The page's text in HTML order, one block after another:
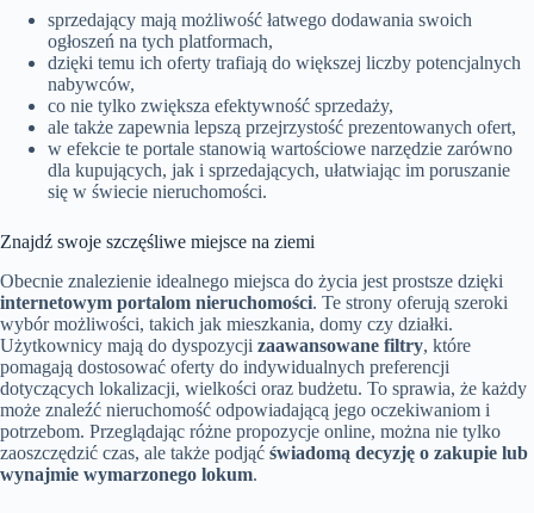
sprzedający mają możliwość łatwego dodawania swoich
ogłoszeń na tych platformach,
dzięki temu ich oferty trafiają do większej liczby potencjalnych
nabywców,
co nie tylko zwiększa efektywność sprzedaży,
ale także zapewnia lepszą przejrzystość prezentowanych ofert,
w efekcie te portale stanowią wartościowe narzędzie zarówno
dla kupujących, jak i sprzedających, ułatwiając im poruszanie
się w świecie nieruchomości.
Znajdź swoje szczęśliwe miejsce na ziemi
Obecnie znalezienie idealnego miejsca do życia jest prostsze dzięki
internetowym portalom nieruchomości. Te strony oferują szeroki
wybór możliwości, takich jak mieszkania, domy czy działki.
Użytkownicy mają do dyspozycji zaawansowane filtry, które
pomagają dostosować oferty do indywidualnych preferencji
dotyczących lokalizacji, wielkości oraz budżetu. To sprawia, że każdy
może znaleźć nieruchomość odpowiadającą jego oczekiwaniom i
potrzebom. Przeglądając różne propozycje online, można nie tylko
zaoszczędzić czas, ale także podjąć świadomą decyzję o zakupie lub
wynajmie wymarzonego lokum.